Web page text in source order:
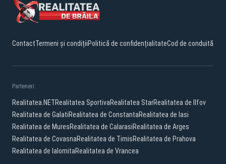
ContactTermeni și condițiiPolitică de confidențialitateCod de conduită
Parteneri:
Realitatea.NETRealitatea SportivaRealitatea StarRealitatea de Ilfov
Realitatea de GalatiRealitatea de ConstantaRealitatea de Iasi
Realitatea de MuresRealitatea de CalarasiRealitatea de Arges
Realitatea de CovasnaRealitatea de TimisRealitatea de Prahova
Realitatea de IalomitaRealitatea de Vrancea